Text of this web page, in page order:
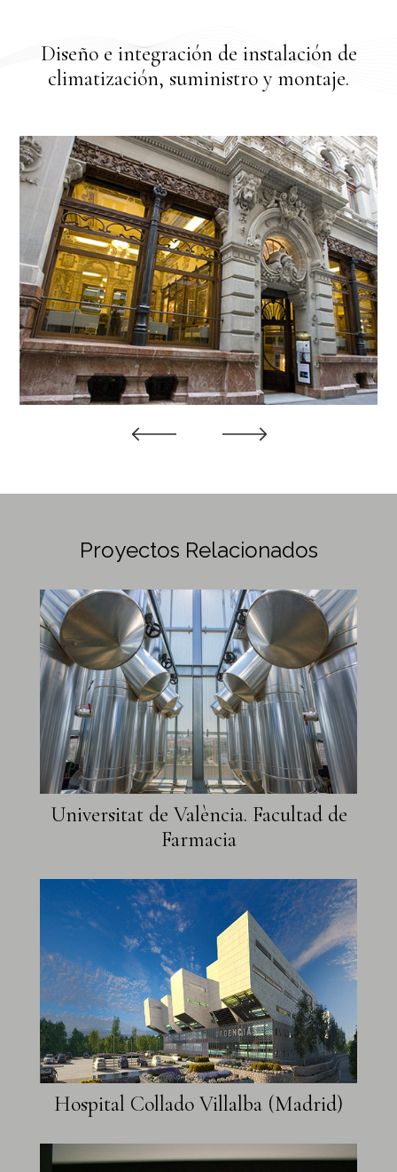
Diseño e integración de instalación de
climatización, suministro y montaje.
Proyectos Relacionados
Universitat de València. Facultad de
Farmacia
Hospital Collado Villalba (Madrid)